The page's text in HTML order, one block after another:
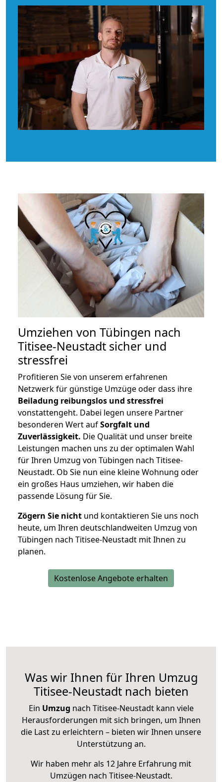
Umziehen von Tübingen nach
Titisee-Neustadt sicher und
stressfrei
Profitieren Sie von unserem erfahrenen
Netzwerk für günstige Umzüge oder dass ihre
Beiladung reibungslos und stressfrei
vonstattengeht. Dabei legen unsere Partner
besonderen Wert aufSorgfalt und
Zuverlässigkeit. Die Qualität und unser breite
Leistungen machen uns zu der optimalen Wahl
für Ihren Umzug von Tübingen nach Titisee-
Neustadt. Ob Sie nun eine kleine Wohnung oder
ein großes Haus umziehen, wir haben die
passende Lösung für Sie.
Zögern Sie nicht und kontaktieren Sie uns noch
heute, um Ihren deutschlandweiten Umzug von
Tübingen nach Titisee-Neustadt mit Ihnen zu
planen.
Kostenlose Angebote erhalten
Was wir Ihnen für Ihren Umzug
Titisee-Neustadt nach bieten
Ein Umzug nach Titisee-Neustadt kann viele
Herausforderungen mit sich bringen, um Ihnen
die Last zu erleichtern – bieten wir Ihnen unsere
Unterstützung an.
Wir haben mehr als 12 Jahre Erfahrung mit
Umzügen nach Titisee-Neustadt.